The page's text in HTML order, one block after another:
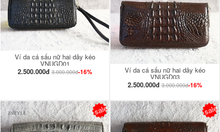
Ví da cá sấu nữ hai dây kéo
VNUGD01
2.500.000đ 3.000.000đ-16% Ví da cá sấu nữ hai dây kéo
VNUGD03
2.500.000đ 3.000.000đ-16%
sale sale